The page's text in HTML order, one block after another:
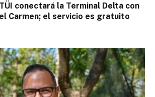
conectará la Terminal Delta con
Carmen; el servicio es gratuito